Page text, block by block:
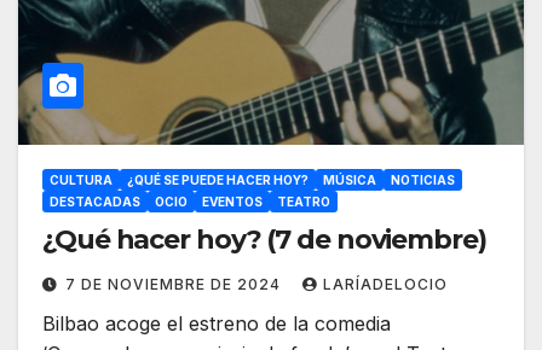
CULTURA ¿QUÉ SE PUEDE HACER HOY? MÚSICA
NOTICIAS
DESTACADAS
OCIO EVENTOS TEATRO
¿Qué hacer hoy? (7 de noviembre)
7 DE NOVIEMBRE DE 2024 LARÍADELOCIO
Bilbao acoge el estreno de la comedia